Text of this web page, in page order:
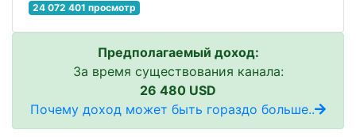
24 072 401 просмотр
Предполагаемый доход:
За время существования канала:
26 480 USD
Почему доход может быть гораздо больше..